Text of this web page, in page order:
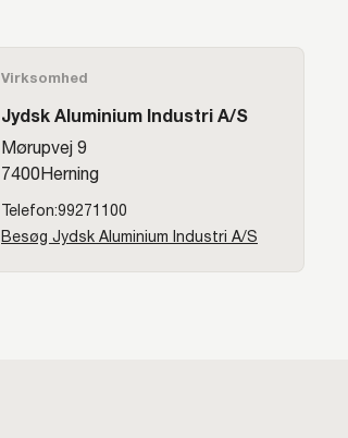
Virksomhed
Jydsk Aluminium Industri A/S
Mørupvej 9
7400Herning
99271100
Besøg Jydsk Aluminium Industri A/S